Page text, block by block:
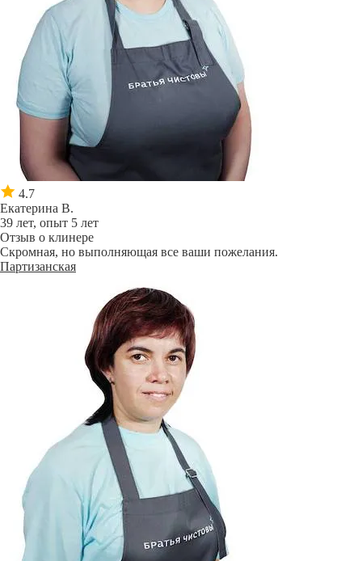
4.7
Екатерина В.
39 лет, опыт 5 лет
Отзыв о клинере
Скромная, но выполняющая все ваши пожелания.
Партизанская